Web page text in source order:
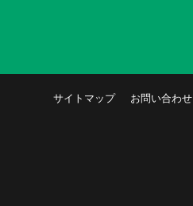
サイトマップ お問い合わせ